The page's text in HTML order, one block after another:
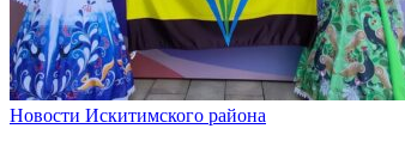
Новости Искитимского района